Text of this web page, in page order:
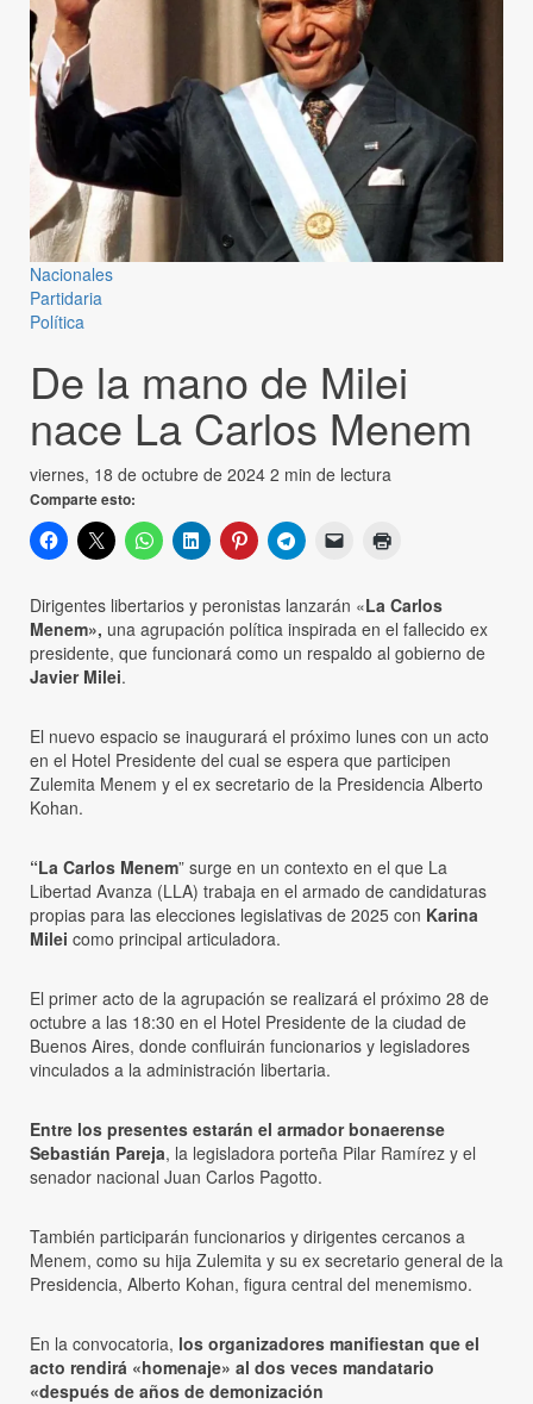
Nacionales
Partidaria
Política
De la mano de Milei
nace La Carlos Menem
viernes, 18 de octubre de 2024 2 min de lectura
Comparte esto:
Dirigentes libertarios y peronistas lanzarán «La Carlos
Menem», una agrupación política inspirada en el fallecido ex
presidente, que funcionará como un respaldo al gobierno de
Javier Milei.
El nuevo espacio se inaugurará el próximo lunes con un acto
en el Hotel Presidente del cual se espera que participen
Zulemita Menem y el ex secretario de la Presidencia Alberto
Kohan.
“La Carlos Menem” surge en un contexto en el que La
Libertad Avanza (LLA) trabaja en el armado de candidaturas
propias para las elecciones legislativas de 2025 con Karina
Milei como principal articuladora.
El primer acto de la agrupación se realizará el próximo 28 de
octubre a las 18:30 en el Hotel Presidente de la ciudad de
Buenos Aires, donde confluirán funcionarios y legisladores
vinculados a la administración libertaria.
Entre los presentes estarán el armador bonaerense
Sebastián Pareja, la legisladora porteña Pilar Ramírez y el
senador nacional Juan Carlos Pagotto.
También participarán funcionarios y dirigentes cercanos a
Menem, como su hija Zulemita y su ex secretario general de la
Presidencia, Alberto Kohan, figura central del menemismo.
En la convocatoria, los organizadores manifiestan que el
acto rendirá «homenaje» al dos veces mandatario
«después de años de demonización